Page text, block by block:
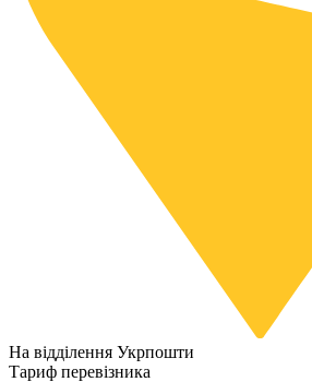
На відділення Укрпошти
Тариф перевізника